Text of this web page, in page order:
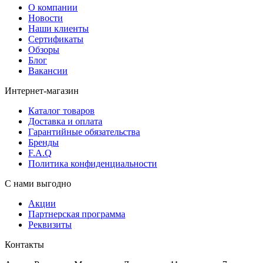
О компании
Новости
Наши клиенты
Сертификаты
Обзоры
Блог
Вакансии
Интернет-магазин
Каталог товаров
Доставка и оплата
Гарантийные обязательства
Бренды
F.A.Q
Политика конфиденциальности
С нами выгодно
Акции
Партнерская программа
Реквизиты
Контакты